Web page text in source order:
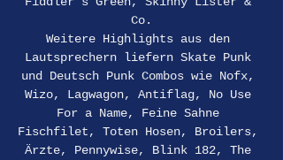
Co.
Weitere Highlights aus den
Lautsprechern liefern Skate Punk
und Deutsch Punk Combos wie Nofx,
Wizo, Lagwagon, Antiflag, No Use
For a Name, Feine Sahne
Fischfilet, Toten Hosen, Broilers,
Ärzte, Pennywise, Blink 182, The